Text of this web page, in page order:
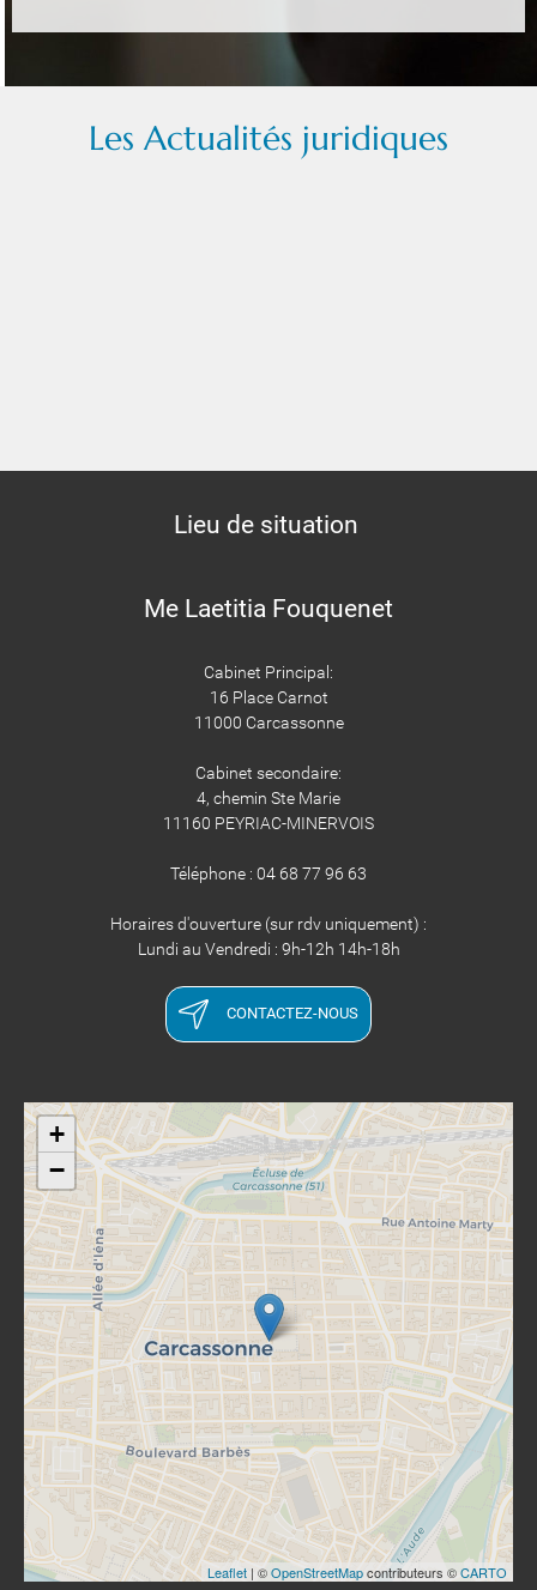
Les Actualités juridiques
Lieu de situation
Me Laetitia Fouquenet
Cabinet Principal:
16 Place Carnot
11000 Carcassonne
Cabinet secondaire:
4, chemin Ste Marie
11160 PEYRIAC-MINERVOIS
Téléphone : 04 68 77 96 63
Horaires d'ouverture (sur rdv uniquement) :
Lundi au Vendredi : 9h-12h 14h-18h
CONTACTEZ-NOUS
+
−
Leaflet | ©OpenStreetMapcontributeurs ©CARTO